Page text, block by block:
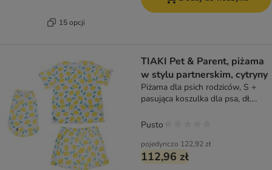
15 opcji
TIAKI Pet & Parent, piżama
w stylu partnerskim, cytryny
Piżama dla psich rodziców, S +
pasująca koszulka dla psa, dł.
pojedynczo 122,92 zł
112,96 zł
Pusto